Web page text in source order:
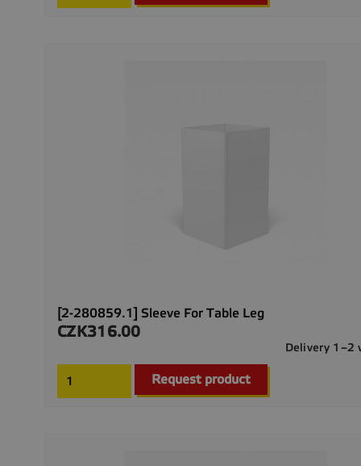
[2-280859.1] Sleeve For Table Leg
Price
CZK316.00
Delivery 1–2
Request product